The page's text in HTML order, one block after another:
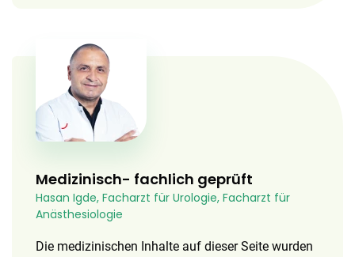
Medizinisch- fachlich geprüft
Hasan Igde, Facharzt für Urologie, Facharzt für
Anästhesiologie
Die medizinischen Inhalte auf dieser Seite wurden